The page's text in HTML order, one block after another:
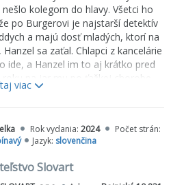
kolegom do hlavy. Všetci ho
po Burgerovi je najstarší detektív
a majú dosť mladých, ktorí na
sa zaťal. Chlapci z kancelárie
ide, a Hanzel im to aj krátko pred
na jar mu po ťažkej chorobe
sviatky v roku si bez nej nevedel
ráno zomrel na operačnom stole
na to bez stopy zmizla krásna
tretia mŕtvola čakala na Hanzela
dvanásťposchodovým panelákom.
viac
Rok vydania: 2024
Počet strán:
Jazyk: slovenčina
Slovart